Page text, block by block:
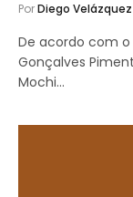
PorDiego Velázquez
De acordo com o
Gonçalves
Mochi…